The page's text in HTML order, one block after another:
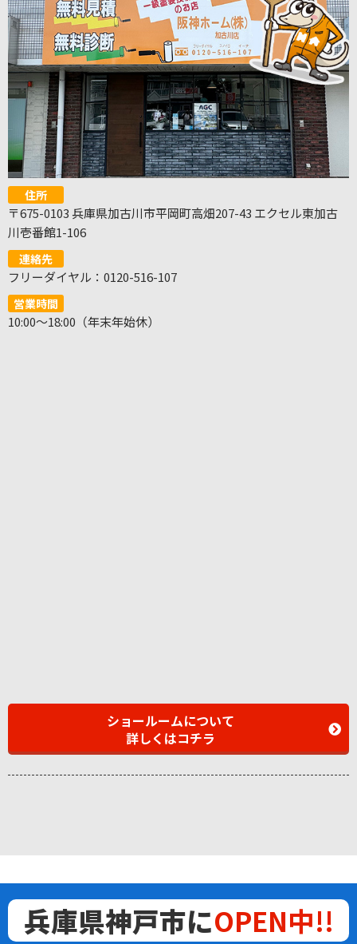
住所
〒675-0103 兵庫県加古川市平岡町高畑207-43 エクセル東加古
川壱番館1-106
連絡先
フリーダイヤル：0120-516-107
営業時間
10:00～18:00（年末年始休）
ショールームについて
詳しくはコチラ
兵庫県神戸市にOPEN中!!